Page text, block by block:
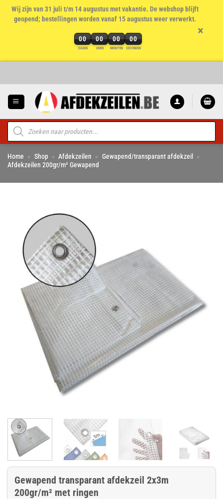
Wij zijn van 31 juli t/m 14 augustus met vakantie. De webshop blijft
geopend; bestellingen worden vanaf 15 augustus weer verwerkt.
00
DAGEN
00
UREN
00
MINUTEN
00
SECONDEN
×
Producten
zoeken
Home » Shop » Afdekzeilen » Gewapend/transparant afdekzeil
»
Afdekzeilen 200gr/m² Gewapend
Gewapend transparant afdekzeil 2x3m
200gr/m² met ringen